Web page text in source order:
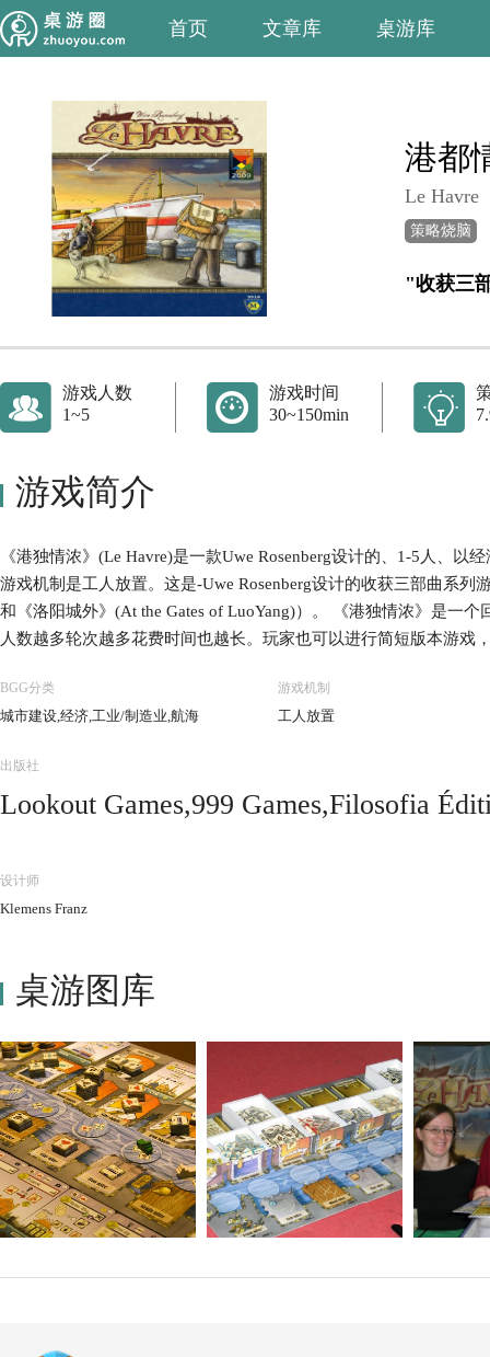
首页 文章库 桌游库
港都
Le Havre
策略烧脑
"收获三
游戏人数
1~5
游戏时间
30~150min
游戏简介
《港独情浓》(Le Havre)是一款Uwe Rosenberg设计的、1-5人、以
游戏机制是工人放置。这是-Uwe Rosenberg设计的收获三部曲系列
和《洛阳城外》(At the Gates of LuoYang)）。 《港独情浓》是一
人数越多轮次越多花费时间也越长。玩家也可以进行简短版本游戏
行一个主要行动和多次可选行动。 主要行动为二选一：玩家可以
法郎，或者可以使用一个可用的建筑。使用不属于自己的建筑需要
可以购买已经建造的公共建筑或三个建筑计划牌堆顶的建筑。玩家
船只的购买成本与建筑/船只价值不同。玩家出售建筑或船只，只
戏中，建筑是投资机会和收入来源，而船只则主要提供食物。 当
游戏结束。将自己拥有的建筑和船只的价值、带有+号建筑的附加
发行了英文版，并且该英文版包含了大村庄（Le Grand Hameau）
BGG分类
城市建设,经济,工业/制造业,航海
游戏机制
工人放置
出版社
Lookout Games,999 Games,Filosofia
Creative,Maldito Games,Mayfair
edizioni,Ystari Games,Z-Man Games
设计师
Klemens Franz
桌游图库